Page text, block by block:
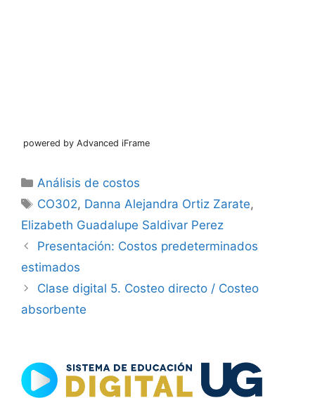
powered by Advanced iFrame
Categorías
Análisis de costos
Etiquetas
CO302, Danna Alejandra Ortiz Zarate,
Elizabeth Guadalupe Saldivar Perez
Presentación: Costos predeterminados
estimados
Clase digital 5. Costeo directo / Costeo
absorbente